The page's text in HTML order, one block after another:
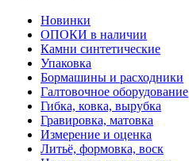
Новинки
ОПОКИ в наличии
Камни синтетические
Упаковка
Бормашины и расходники
Галтовочное оборудование
Гибка, ковка, вырубка
Гравировка, матовка
Измерение и оценка
Литьё, формовка, воск